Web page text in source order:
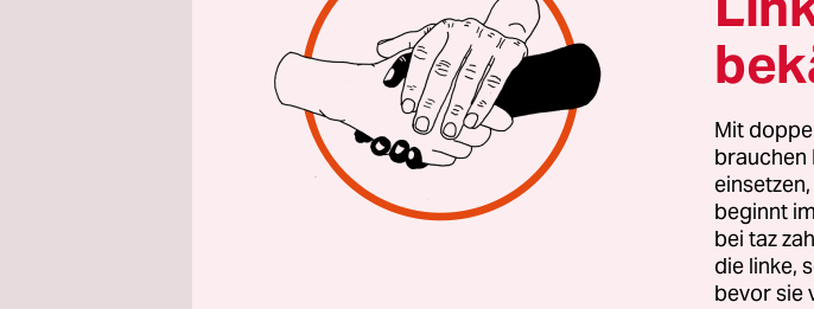
Polizeiabsperrung in der
Demonstrant*innen, schlagen und
Antwort Pyrotechnik, vereinzelte
Es ist der Moment, in dem der
Die ganze Nacht hatten
morgens kamen hunderte dazu.
Hermannstraße,
Blockade des Gerichtsvollziehers
Mit
brauchen
beginnt
bei taz
die linke,
bevor sie